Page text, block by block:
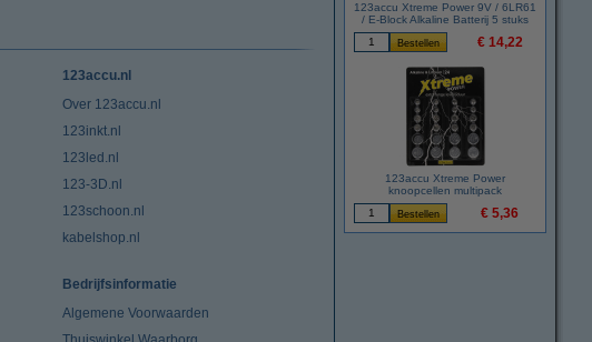
123accu Xtreme Power 9V / 6LR61
/ E-Block Alkaline Batterij 5 stuks
€ 14,22
123accu Xtreme Power
knoopcellen multipack
€ 5,36
123accu.nl
Over 123accu.nl
123inkt.nl
123led.nl
123-3D.nl
123schoon.nl
kabelshop.nl
Bedrijfsinformatie
Algemene Voorwaarden